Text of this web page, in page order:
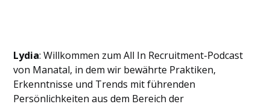
Lydia: Willkommen zum All In Recruitment-Podcast
von Manatal, in dem wir bewährte Praktiken,
Erkenntnisse und Trends mit führenden
Persönlichkeiten aus dem Bereich der